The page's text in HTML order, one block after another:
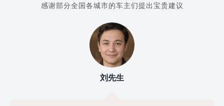
感谢部分全国各城市的车主们提出宝贵建议
刘先生